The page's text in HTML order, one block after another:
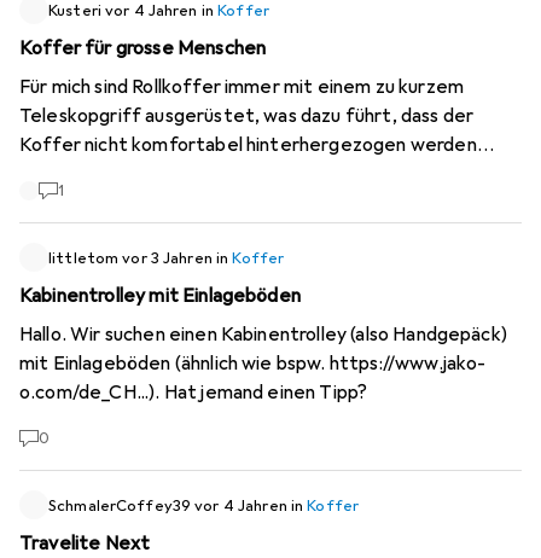
Kusteri vor 4 Jahren inKoffer
Koffer für grosse Menschen
Für mich sind Rollkoffer immer mit einem zu kurzem
Teleskopgriff ausgerüstet, was dazu führt, dass der
Koffer nicht komfortabel hinterhergezogen werden
sind die bei 100 cm fertig. Ich habe nachgemessen und bei
liegen, denke ich. Hat jemand einen Vorschlag für einen
Koffer für grosse Menschen? @Galaxus: Ein Filter für die
wäre sehr hilfreich.
1
littletom vor 3 Jahren inKoffer
Kabinentrolley mit Einlageböden
Hallo. Wir suchen einen Kabinentrolley (also Handgepäck)
mit Einlageböden (ähnlich wie bspw. https://www.jako-
o.com/de_CH...). Hat jemand einen Tipp?
0
SchmalerCoffey39 vor 4 Jahren inKoffer
Travelite Next